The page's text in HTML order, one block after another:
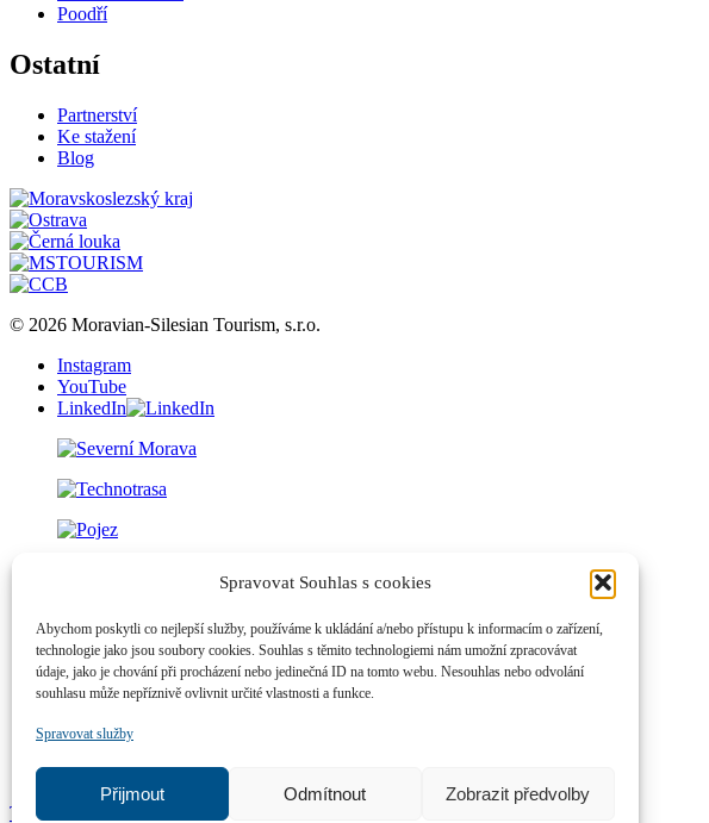
Spravovat Souhlas s cookies
Abychom poskytli co nejlepší služby, používáme k ukládání a/nebo přístupu k informacím o zařízení,
technologie jako jsou soubory cookies. Souhlas s těmito technologiemi nám umožní zpracovávat
údaje, jako je chování při procházení nebo jedinečná ID na tomto webu. Nesouhlas nebo odvolání
souhlasu může nepříznivě ovlivnit určité vlastnosti a funkce.
Spravovat služby
Přijmout Odmítnout Zobrazit předvolby
Poodří
Ostatní
Partnerství
Ke stažení
Blog
© 2026 Moravian-Silesian Tourism, s.r.o.
Instagram
YouTube
LinkedIn
Tvorba webu Tripon Tvorba mobilních aplikací PepiApp